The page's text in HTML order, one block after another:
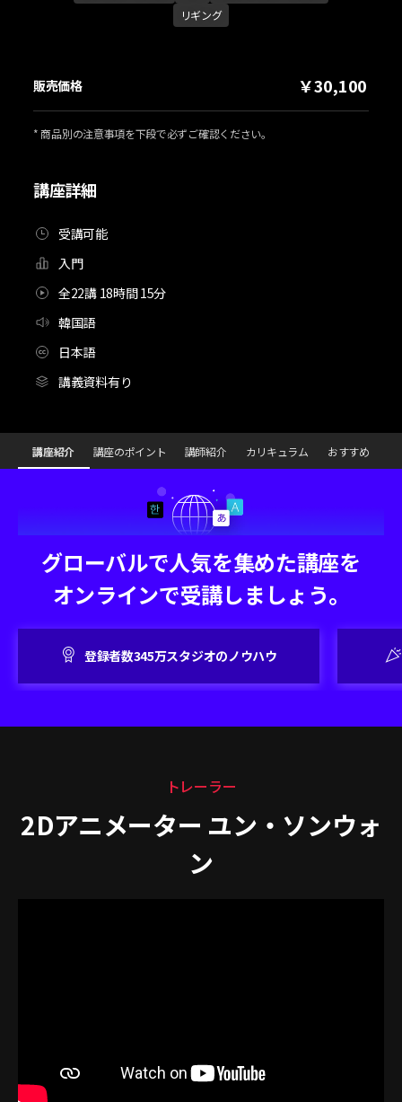
リギング
講座詳細
受講可能
入門
全22講 18時間 15分
韓国語
日本語
講義資料有り
販売価格 ￥30,100
* 商品別の注意事項を下段で必ずご確認ください。
[Course]2Dアニメーター,ユン・ソンウォン_윤성원_KR
Configuration Information Shortcuts
講座紹介 講座のポイント 講師紹介 カリキュラム おすすめ
グローバルで人気を集めた講座を
オンラインで受講しましょう。
登録者数345万スタジオのノウハウ
トレーラー
2Dアニメーター ユン・ソンウォ
ン